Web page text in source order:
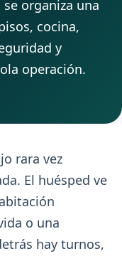
organiza una
cocina,
y
operación.
rara vez
El huésped ve
o una
hay turnos,